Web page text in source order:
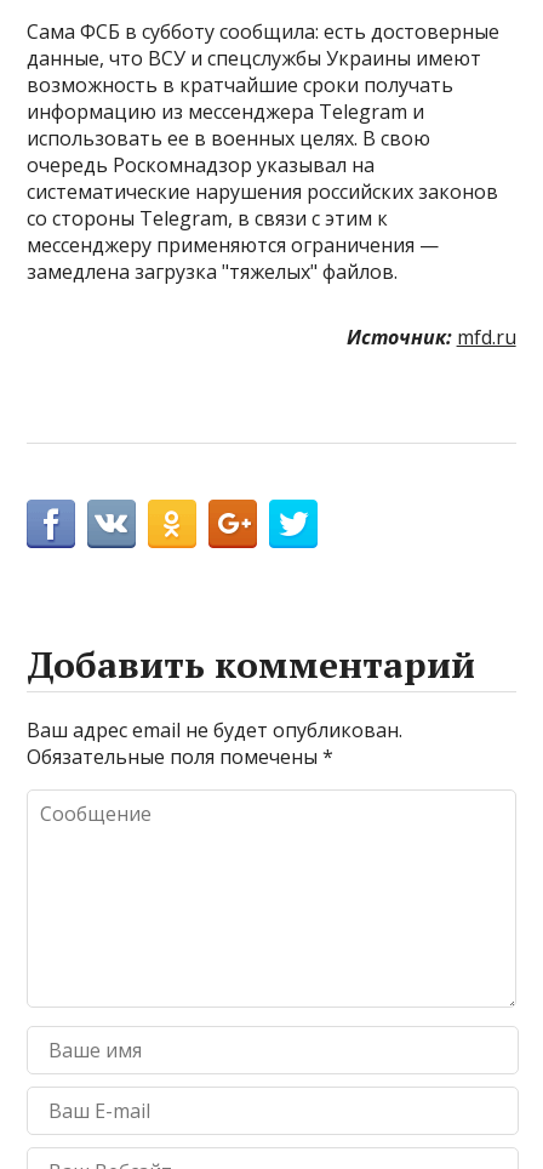
Сама ФСБ в субботу сообщила: есть достоверные
данные, что ВСУ и спецслужбы Украины имеют
возможность в кратчайшие сроки получать
информацию из мессенджера Telegram и
использовать ее в военных целях. В свою
очередь Роскомнадзор указывал на
систематические нарушения российских законов
со стороны Telegram, в связи с этим к
мессенджеру применяются ограничения —
замедлена загрузка "тяжелых" файлов.
Источник: mfd.ru
Добавить комментарий
Ваш адрес email не будет опубликован.
Обязательные поля помечены*